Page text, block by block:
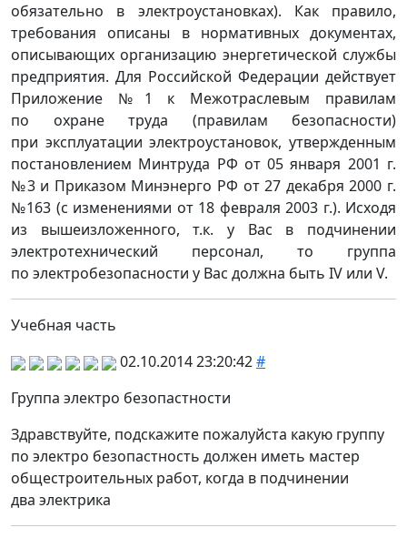
обязательно в электроустановках). Как правило,
требования описаны в нормативных документах,
описывающих организацию энергетической службы
предприятия. Для Российской Федерации действует
Приложение №1 к Межотраслевым правилам
по охране труда (правилам безопасности)
при эксплуатации электроустановок, утвержденным
постановлением Минтруда РФ от 05 января 2001 г.
№3 и Приказом Минэнерго РФ от 27 декабря 2000 г.
№163 (с изменениями от 18 февраля 2003 г.). Исходя
из вышеизложенного, т.к. у Вас в подчинении
электротехнический персонал, то группа
по электробезопасности у Вас должна быть IV или V.
Учебная часть
02.10.2014 23:20:42#
Группа электро безопастности
Здравствуйте, подскажите пожалуйста какую группу
по электро безопастность должен иметь мастер
общестроительных работ, когда в подчинении
два электрика